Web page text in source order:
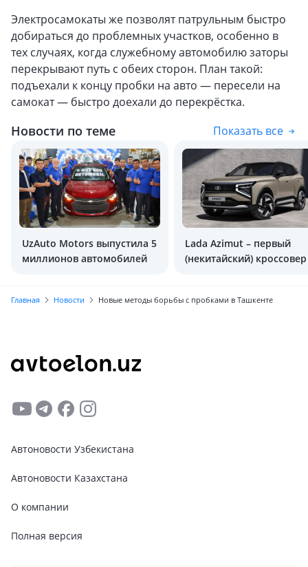
Электросамокаты же позволят патрульным быстро
добираться до проблемных участков, особенно в
тех случаях, когда служебному автомобилю заторы
перекрывают путь с обеих сторон. План такой:
подъехали к концу пробки на авто — пересели на
самокат — быстро доехали до перекрёстка.
Новости по теме Показать все
UzAuto Motors выпустила 5
миллионов автомобилей
Lada Azimut – первый
(некитайский)
Главная Новости Новые методы борьбы с пробками в Ташкенте
Автоновости Узбекистана
Автоновости Казахстана
О компании
Полная версия